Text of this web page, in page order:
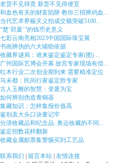
老货不见得贵 新货不见得便宜
和血色有关的财富陷阱 教你三招辨鸡血...
当代艺术界赈灾义拍成交额突破5100...
“楚‘郢爰’”的钱币史意义
七彩云南亮相2023中国国际珠宝展
书画辨伪的六大辅助依据
收藏界谜局：谁来鉴定鉴定专家(图) ...
广州国际艺博会开幕 故宫专家现场有偿...
红木行业二次创业期到来 需要精准定位
马未都：民间行家鉴定胜专家
古人玉雕的智慧：变废为宝
如何辨别伪造青铜器
集藏知识：怎样集报价值高
鉴别袁大头口诀要记牢
分清收藏品和纪念品: 奥运收藏的不同...
鉴定招数花样翻新
收藏金属邮票集警惕买到工艺品
联系我们 留言本站 友情连接